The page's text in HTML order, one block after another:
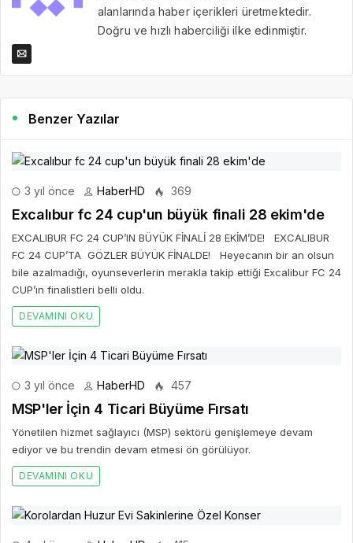
alanlarında haber içerikleri üretmektedir.
Doğru ve hızlı haberciliği ilke edinmiştir.
Benzer Yazılar
3 yıl önce HaberHD 369
Excalıbur fc 24 cup'un büyük finali 28 ekim'de
EXCALIBUR FC 24 CUP’IN BÜYÜK FİNALİ 28 EKİM’DE! EXCALIBUR
FC 24 CUP’TA GÖZLER BÜYÜK FİNALDE! Heyecanın bir an olsun
bile azalmadığı, oyunseverlerin merakla takip ettiği Excalibur FC 24
CUP’ın finalistleri belli oldu.
DEVAMINI OKU
3 yıl önce HaberHD 457
MSP'ler İçin 4 Ticari Büyüme Fırsatı
Yönetilen hizmet sağlayıcı (MSP) sektörü genişlemeye devam
ediyor ve bu trendin devam etmesi ön görülüyor.
DEVAMINI OKU